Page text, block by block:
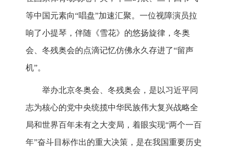
等中国元素向“唱盘”加速汇聚。一位视障演员拉
响了小提琴，伴随《雪花》的悠扬旋律，冬奥
会、冬残奥会的点滴记忆仿佛永久存进了“留声
机”。
举办北京冬奥会、冬残奥会，是以习近平同
志为核心的党中央统揽中华民族伟大复兴战略全
局和世界百年未有之大变局，着眼实现“两个一百
年”奋斗目标作出的重大决策，是在我国重要历史